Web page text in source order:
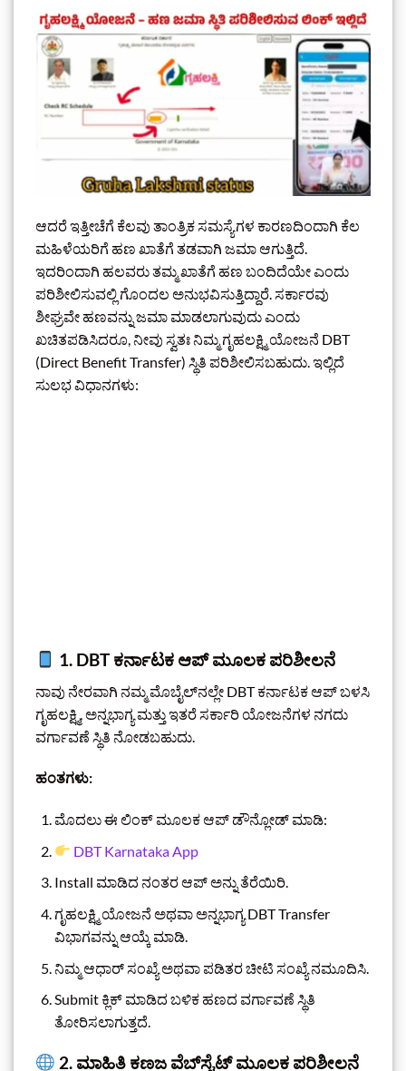
ಆದರೆ ಇತ್ತೀಚೆಗೆ ಕೆಲವು ತಾಂತ್ರಿಕ ಸಮಸ್ಯೆಗಳ ಕಾರಣದಿಂದಾಗಿ ಕೆಲ
ಮಹಿಳೆಯರಿಗೆ ಹಣ ಖಾತೆಗೆ ತಡವಾಗಿ ಜಮಾ ಆಗುತ್ತಿದೆ.
ಇದರಿಂದಾಗಿ ಹಲವರು ತಮ್ಮ ಖಾತೆಗೆ ಹಣ ಬಂದಿದೆಯೇ ಎಂದು
ಪರಿಶೀಲಿಸುವಲ್ಲಿ ಗೊಂದಲ ಅನುಭವಿಸುತ್ತಿದ್ದಾರೆ. ಸರ್ಕಾರವು
ಶೀಘ್ರವೇ ಹಣವನ್ನು ಜಮಾ ಮಾಡಲಾಗುವುದು ಎಂದು
ಖಚಿತಪಡಿಸಿದರೂ, ನೀವು ಸ್ವತಃ ನಿಮ್ಮ ಗೃಹಲಕ್ಷ್ಮಿ ಯೋಜನೆ DBT
(Direct Benefit Transfer) ಸ್ಥಿತಿ ಪರಿಶೀಲಿಸಬಹುದು. ಇಲ್ಲಿದೆ
ಸುಲಭ ವಿಧಾನಗಳು:
1. DBT ಕರ್ನಾಟಕ ಆಪ್ ಮೂಲಕ ಪರಿಶೀಲನೆ
ನಾವು ನೇರವಾಗಿ ನಮ್ಮ ಮೊಬೈಲ್‌ನಲ್ಲೇ DBT ಕರ್ನಾಟಕ ಆಪ್ ಬಳಸಿ
ಗೃಹಲಕ್ಷ್ಮಿ, ಅನ್ನಭಾಗ್ಯ ಮತ್ತು ಇತರೆ ಸರ್ಕಾರಿ ಯೋಜನೆಗಳ ನಗದು
ವರ್ಗಾವಣೆ ಸ್ಥಿತಿ ನೋಡಬಹುದು.
ಹಂತಗಳು:
ಮೊದಲು ಈ ಲಿಂಕ್ ಮೂಲಕ ಆಪ್ ಡೌನ್ಲೋಡ್ ಮಾಡಿ:
DBT Karnataka App
Install ಮಾಡಿದ ನಂತರ ಆಪ್‌ ಅನ್ನು ತೆರೆಯಿರಿ.
ಗೃಹಲಕ್ಷ್ಮಿ ಯೋಜನೆ ಅಥವಾ ಅನ್ನಭಾಗ್ಯ DBT Transfer
ವಿಭಾಗವನ್ನು ಆಯ್ಕೆ ಮಾಡಿ.
ನಿಮ್ಮ ಆಧಾರ್ ಸಂಖ್ಯೆ ಅಥವಾ ಪಡಿತರ ಚೀಟಿ ಸಂಖ್ಯೆ ನಮೂದಿಸಿ.
Submit ಕ್ಲಿಕ್ ಮಾಡಿದ ಬಳಿಕ ಹಣದ ವರ್ಗಾವಣೆ ಸ್ಥಿತಿ
ತೋರಿಸಲಾಗುತ್ತದೆ.
2. ಮಾಹಿತಿ ಕಣಜ ವೆಬ್‌ಸೈಟ್ ಮೂಲಕ ಪರಿಶೀಲನೆ